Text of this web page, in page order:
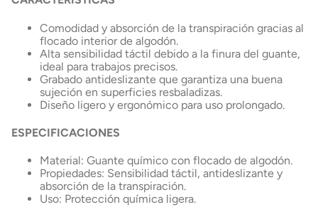
Comodidad y absorción de la transpiración gracias al
flocado interior de algodón.
Alta sensibilidad táctil debido a la finura del guante,
ideal para trabajos precisos.
Grabado antideslizante que garantiza una buena
sujeción en superficies resbaladizas.
Diseño ligero y ergonómico para uso prolongado.
ESPECIFICACIONES
Material: Guante químico con flocado de algodón.
Propiedades: Sensibilidad táctil, antideslizante y
absorción de la transpiración.
Uso: Protección química ligera.